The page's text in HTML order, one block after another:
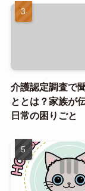
介護認定調査で
ととは？家族が
日常の困りごと